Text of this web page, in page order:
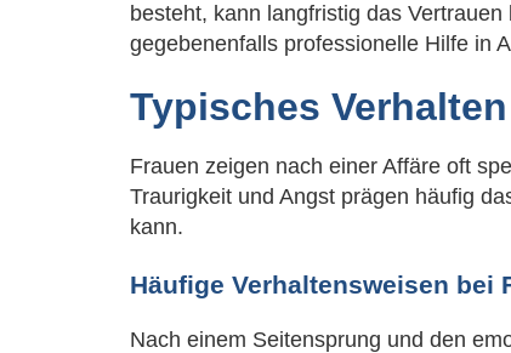
besteht, kann langfristig das
gegebenenfalls professionelle Hilfe in
Typisches
Frauen zeigen nach einer Affäre oft
Traurigkeit und Angst prägen häufig
kann.
Häufige Verhaltensweisen bei
Nach einem Seitensprung und den